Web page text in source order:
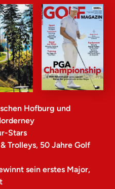
Hofburg und
Stars
Trolleys, 50 Jahre Golf
sein erstes Major,